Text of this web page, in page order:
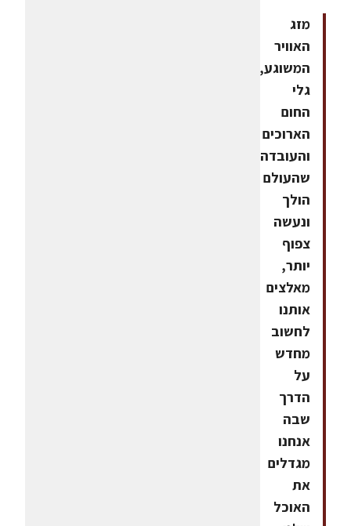
מזג
האוויר
המשוגע,
גלי
החום
הארוכים
והעובדה
שהעולם
הולך
ונעשה
צפוף
יותר,
מאלצים
אותנו
לחשוב
מחדש
על
הדרך
שבה
אנחנו
מגדלים
את
האוכל